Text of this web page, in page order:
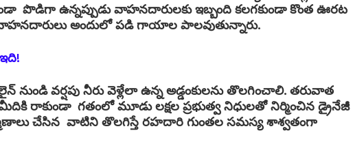
పొడిగా ఉన్నప్పుడు వాహనదారులకు ఇబ్బంది కలగకుండా కొంత ఊరట
వాహనదారులు అందులో పడి గాయాల పాలవుతున్నారు.
నుండి వర్షపు నీరు వెళ్లేలా ఉన్న అడ్డంకులను తొలగించాలి. తరువాత
మీదికి రాకుండా గతంలో మూడు లక్షల ప్రభుత్వ నిధులతో నిర్మించిన డ్రైనేజీ
చేసిన వాటిని తొలగిస్తే రహదారి గుంతల సమస్య శాశ్వతంగా